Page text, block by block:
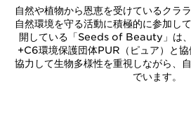
自然や植物から恩恵を受けているクラ
自然環境を守る活動に積極的に参加し
開している「Seeds of Beauty」は
+C6環境保護団体PUR（ピュア）と協
協力して生物多様性を重視しながら、
でいます。